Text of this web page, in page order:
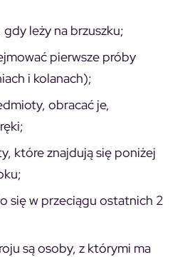
gdy leży na brzuszku;
pierwsze próby
i kolanach);
obracać je,
które znajdują się poniżej
się w przeciągu ostatnich 2
są osoby, z którymi ma